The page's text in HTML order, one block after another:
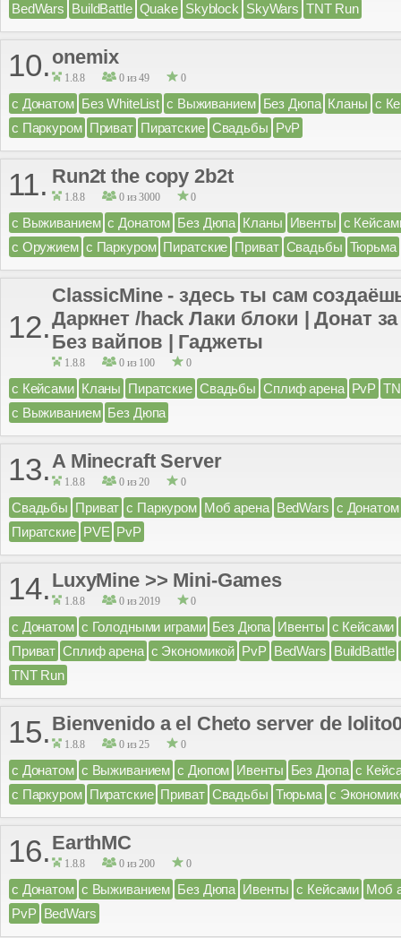
BedWars BuildBattle Quake Skyblock SkyWars TNT Run
10. onemix
1.8.8 0 из 49 0
с Донатом Без WhiteList с Выживанием Без Дюпа Кланы с
с Паркуром Приват Пиратские Свадьбы PvP
11. Run2t the copy 2b2t
1.8.8 0 из 3000 0
с Выживанием с Донатом Без Дюпа Кланы Ивенты с
с Оружием с Паркуром Пиратские Приват Свадьбы Тюрьма
12.
ClassicMine - здесь ты сам
Даркнет /hack Лаки блоки | Донат
Без вайпов | Гаджеты
1.8.8 0 из 100 0
с Кейсами Кланы Пиратские Свадьбы Сплиф арена PvP
с Выживанием Без Дюпа
13.A Minecraft Server
1.8.8 0 из 20 0
Свадьбы Приват с Паркуром Моб арена BedWars с Донатом
Пиратские PVE PvP
14. LuxyMine >> Mini-Games
1.8.8 0 из 2019 0
с Донатом с Голодными играми Без Дюпа Ивенты с Кейсами
Приват Сплиф арена с Экономикой PvP BedWars BuildBattle
TNT Run
15. Bienvenido a el Cheto server de
1.8.8 0 из 25 0
с Донатом с Выживанием с Дюпом Ивенты Без Дюпа с
с Паркуром Пиратские Приват Свадьбы Тюрьма с
16. EarthMC
1.8.8 0 из 200 0
с Донатом с Выживанием Без Дюпа Ивенты с Кейсами Моб
PvP BedWars